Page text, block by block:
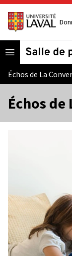
Open menu
Échos de La
Échos